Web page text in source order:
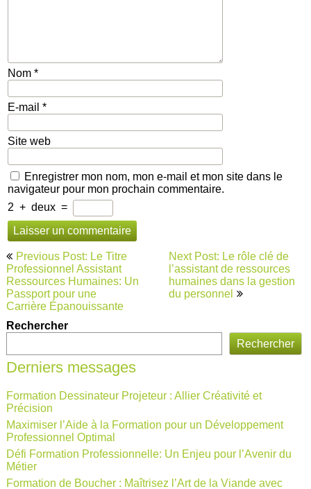
Nom *
E-mail *
Site web
Enregistrer mon nom, mon e-mail et mon site dans le
navigateur pour mon prochain commentaire.
2 + deux =
Navigation
de
l’article
Previous Post: Le Titre
Professionnel Assistant
Ressources Humaines: Un
Passport pour une
Carrière Épanouissante
Next Post: Le rôle clé de
l’assistant de ressources
humaines dans la gestion
du personnel
Rechercher
Rechercher
Derniers messages
Formation Dessinateur Projeteur : Allier Créativité et
Précision
Maximiser l’Aide à la Formation pour un Développement
Professionnel Optimal
Défi Formation Professionnelle: Un Enjeu pour l’Avenir du
Métier
Formation de Boucher : Maîtrisez l’Art de la Viande avec